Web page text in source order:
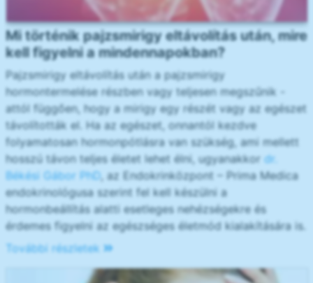
Mi történik pajzsmirigy eltávolítás után, mire
kell figyelni a mindennapokban?
Pajzsmirigy eltávolítás után a pajzsmirigy
hormontermelése részben vagy teljesen megszűnik -
attól függően, hogy a mirigy egy részét vagy az egészet
távolították el. Ha az egészet, onnantól kezdve
folyamatosan hormonpótlásra van szükség, ami mellett
hosszú távon teljes életet lehet élni, ugyanakkor dr.
Békési Gábor PhD
, az Endokrinközpont – Prima Medica
endokrinológusa szerint fel kell készülni a
hormonbeállítás alatti esetleges nehézségekre és
érdemes figyelni az egészséges életmód kialakítására is.
További részletek